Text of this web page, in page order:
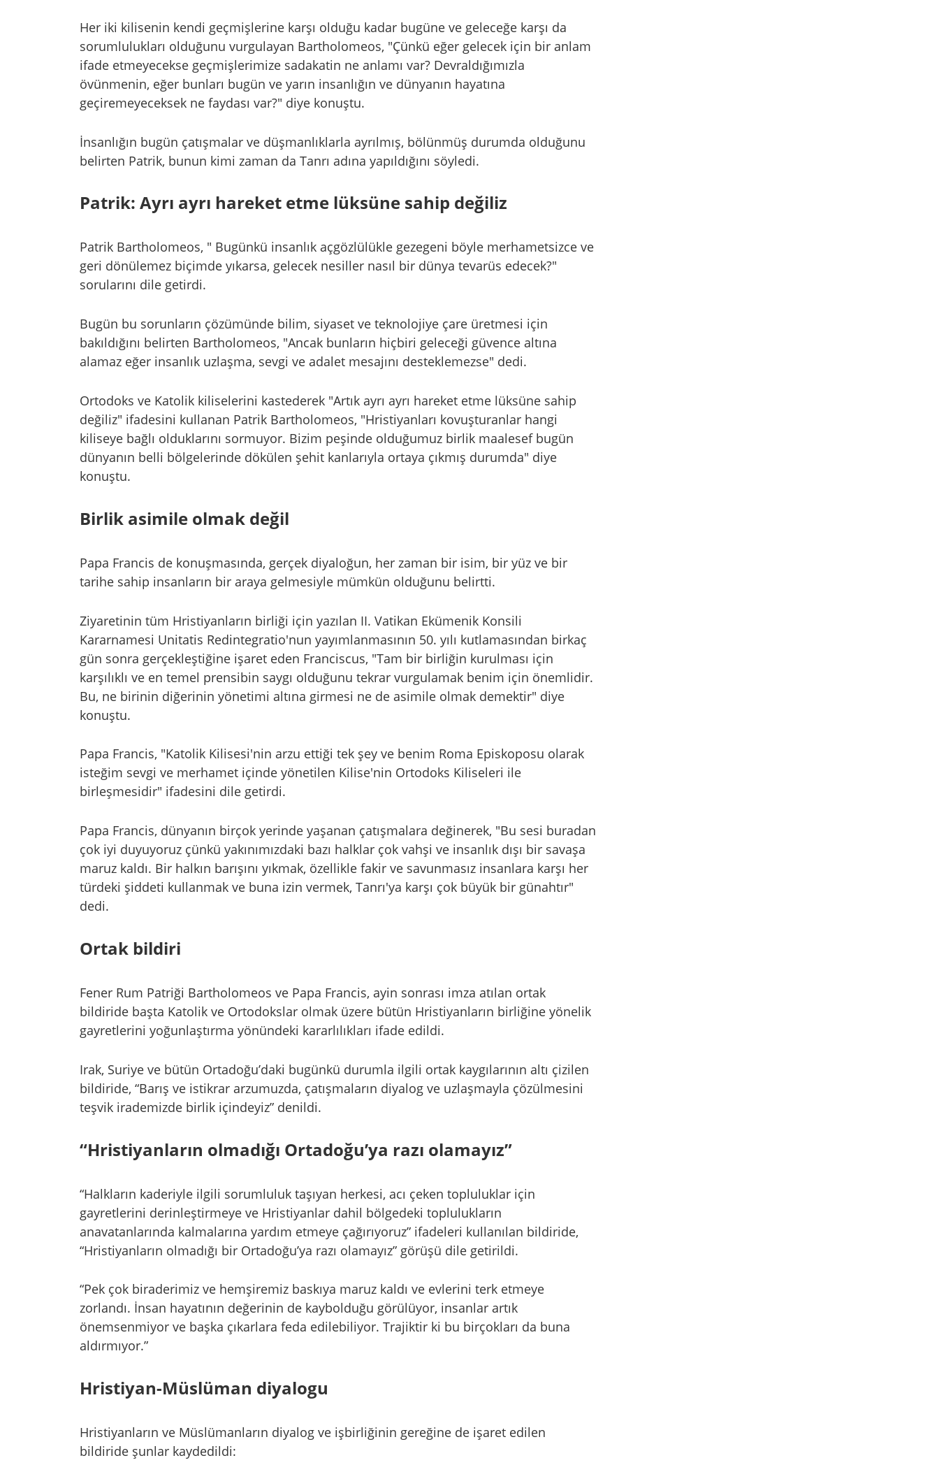
Her iki kilisenin kendi geçmişlerine karşı olduğu kadar bugüne ve geleceğe karşı da
sorumlulukları olduğunu vurgulayan Bartholomeos, "Çünkü eğer gelecek için bir anlam
ifade etmeyecekse geçmişlerimize sadakatin ne anlamı var? Devraldığımızla
övünmenin, eğer bunları bugün ve yarın insanlığın ve dünyanın hayatına
geçiremeyeceksek ne faydası var?" diye konuştu.
İnsanlığın bugün çatışmalar ve düşmanlıklarla ayrılmış, bölünmüş durumda olduğunu
belirten Patrik, bunun kimi zaman da Tanrı adına yapıldığını söyledi.
Patrik: Ayrı ayrı hareket etme lüksüne sahip değiliz
Patrik Bartholomeos, " Bugünkü insanlık açgözlülükle gezegeni böyle merhametsizce ve
geri dönülemez biçimde yıkarsa, gelecek nesiller nasıl bir dünya tevarüs edecek?"
sorularını dile getirdi.
Bugün bu sorunların çözümünde bilim, siyaset ve teknolojiye çare üretmesi için
bakıldığını belirten Bartholomeos, "Ancak bunların hiçbiri geleceği güvence altına
alamaz eğer insanlık uzlaşma, sevgi ve adalet mesajını desteklemezse" dedi.
Ortodoks ve Katolik kiliselerini kastederek "Artık ayrı ayrı hareket etme lüksüne sahip
değiliz" ifadesini kullanan Patrik Bartholomeos, "Hristiyanları kovuşturanlar hangi
kiliseye bağlı olduklarını sormuyor. Bizim peşinde olduğumuz birlik maalesef bugün
dünyanın belli bölgelerinde dökülen şehit kanlarıyla ortaya çıkmış durumda" diye
konuştu.
Birlik asimile olmak değil
Papa Francis de konuşmasında, gerçek diyaloğun, her zaman bir isim, bir yüz ve bir
tarihe sahip insanların bir araya gelmesiyle mümkün olduğunu belirtti.
Ziyaretinin tüm Hristiyanların birliği için yazılan II. Vatikan Ekümenik Konsili
Kararnamesi Unitatis Redintegratio'nun yayımlanmasının 50. yılı kutlamasından birkaç
gün sonra gerçekleştiğine işaret eden Franciscus, "Tam bir birliğin kurulması için
karşılıklı ve en temel prensibin saygı olduğunu tekrar vurgulamak benim için önemlidir.
Bu, ne birinin diğerinin yönetimi altına girmesi ne de asimile olmak demektir" diye
konuştu.
Papa Francis, "Katolik Kilisesi'nin arzu ettiği tek şey ve benim Roma Episkoposu olarak
isteğim sevgi ve merhamet içinde yönetilen Kilise'nin Ortodoks Kiliseleri ile
birleşmesidir" ifadesini dile getirdi.
Papa Francis, dünyanın birçok yerinde yaşanan çatışmalara değinerek, "Bu sesi buradan
çok iyi duyuyoruz çünkü yakınımızdaki bazı halklar çok vahşi ve insanlık dışı bir savaşa
maruz kaldı. Bir halkın barışını yıkmak, özellikle fakir ve savunmasız insanlara karşı her
türdeki şiddeti kullanmak ve buna izin vermek, Tanrı'ya karşı çok büyük bir günahtır"
dedi.
Ortak bildiri
Fener Rum Patriği Bartholomeos ve Papa Francis, ayin sonrası imza atılan ortak
bildiride başta Katolik ve Ortodokslar olmak üzere bütün Hristiyanların birliğine yönelik
gayretlerini yoğunlaştırma yönündeki kararlılıkları ifade edildi.
Irak, Suriye ve bütün Ortadoğu’daki bugünkü durumla ilgili ortak kaygılarının altı çizilen
bildiride, “Barış ve istikrar arzumuzda, çatışmaların diyalog ve uzlaşmayla çözülmesini
teşvik irademizde birlik içindeyiz” denildi.
“Hristiyanların olmadığı Ortadoğu’ya razı olamayız”
“Halkların kaderiyle ilgili sorumluluk taşıyan herkesi, acı çeken topluluklar için
gayretlerini derinleştirmeye ve Hristiyanlar dahil bölgedeki toplulukların
anavatanlarında kalmalarına yardım etmeye çağırıyoruz” ifadeleri kullanılan bildiride,
“Hristiyanların olmadığı bir Ortadoğu’ya razı olamayız” görüşü dile getirildi.
“Pek çok biraderimiz ve hemşiremiz baskıya maruz kaldı ve evlerini terk etmeye
zorlandı. İnsan hayatının değerinin de kaybolduğu görülüyor, insanlar artık
önemsenmiyor ve başka çıkarlara feda edilebiliyor. Trajiktir ki bu birçokları da buna
aldırmıyor.”
Hristiyan-Müslüman diyalogu
Hristiyanların ve Müslümanların diyalog ve işbirliğinin gereğine de işaret edilen
bildiride şunlar kaydedildi: